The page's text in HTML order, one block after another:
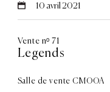
10 avril 2021
Vente nᵒ 71
Legends
Salle de vente CMOOA